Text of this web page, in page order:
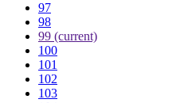
97
98
99 (current)
100
101
102
103